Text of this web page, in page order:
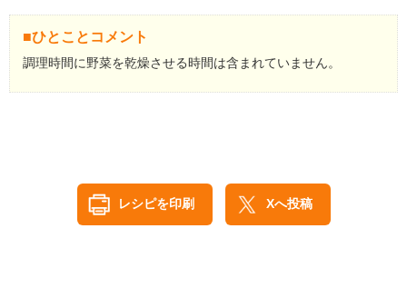
■ひとことコメント
調理時間に野菜を乾燥させる時間は含まれていません。
レシピを印刷 Xへ投稿